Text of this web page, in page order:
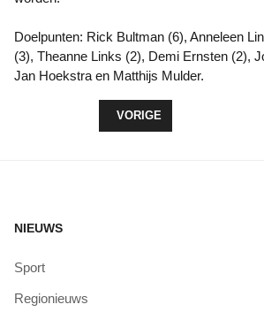
Doelpunten: Rick Bultman (6), Anneleen
(3), Theanne Links (2), Demi Ernsten (2),
Jan Hoekstra en Matthijs Mulder.
VORIG ARTIKEL: Z-
VORIGE
NIEUWS
Sport
Regionieuws